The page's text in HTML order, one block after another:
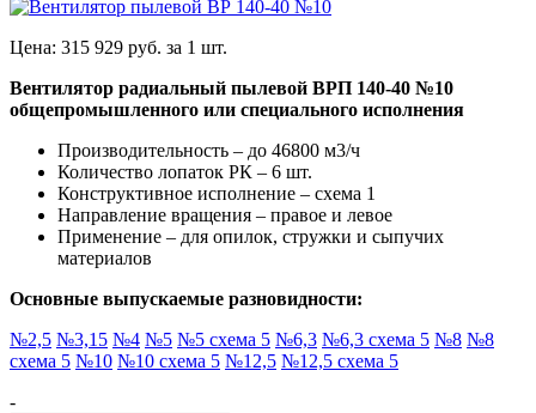
Цена: 315 929 руб. за 1 шт.
Вентилятор радиальный пылевой ВРП 140-40 №10
общепромышленного или специального исполнения
Производительность – до 46800 м3/ч
Количество лопаток РК – 6 шт.
Конструктивное исполнение – схема 1
Направление вращения – правое и левое
Применение – для опилок, стружки и сыпучих
материалов
Основные выпускаемые разновидности:
№2,5 №3,15 №4 №5 №5 схема 5 №6,3 №6,3 схема 5 №8 №8
схема 5 №10 №10 схема 5 №12,5 №12,5 схема 5
-